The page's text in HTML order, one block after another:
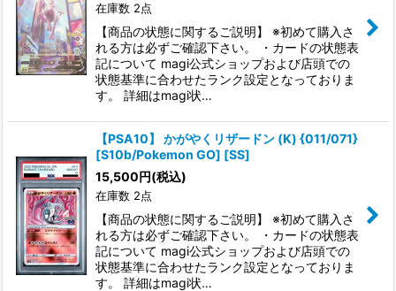
在庫数 2点
【商品の状態に関するご説明】 ※初めて購入さ
れる方は必ずご確認下さい。 ・カードの状態表
記について magi公式ショップおよび店頭での
状態基準に合わせたランク設定となっておりま
す。 詳細はmagi状…
【PSA10】 かがやくリザードン (K) {011/071}
[S10b/Pokemon GO] [SS]
15,500円(税込)
在庫数 2点
【商品の状態に関するご説明】 ※初めて購入さ
れる方は必ずご確認下さい。 ・カードの状態表
記について magi公式ショップおよび店頭での
状態基準に合わせたランク設定となっておりま
す。 詳細はmagi状…